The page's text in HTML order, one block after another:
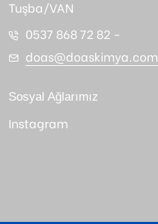
Tuşba/VAN
0537 868 72 82 -
doas@doaskimya.com
Sosyal Ağlarımız
Instagram